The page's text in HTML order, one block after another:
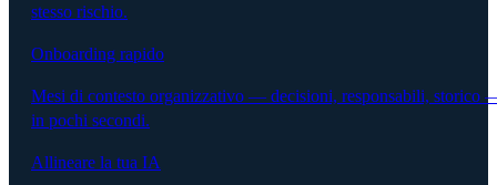
stesso rischio.
Onboarding rapido
Mesi di contesto organizzativo — decisioni, responsabili, storico
in pochi secondi.
Allineare la tua IA